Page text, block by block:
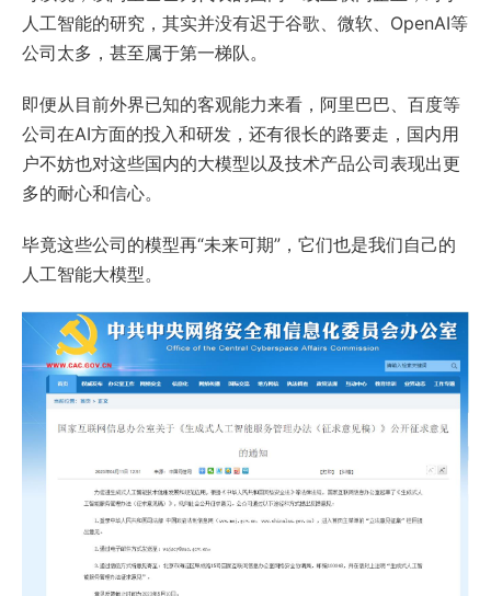
人工智能的研究，其实并没有迟于谷歌、微软、OpenAI等
公司太多，甚至属于第一梯队。
即便从目前外界已知的客观能力来看，阿里巴巴、百度等
公司在AI方面的投入和研发，还有很长的路要走，国内用
户不妨也对这些国内的大模型以及技术产品公司表现出更
多的耐心和信心。
毕竟这些公司的模型再“未来可期”，它们也是我们自己的
人工智能大模型。